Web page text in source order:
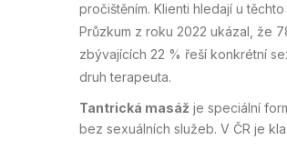
pročištěním. Klienti hledají u
Průzkum z roku 2022 ukázal, že
zbývajících 22 % řeší konkrétní
druh terapeuta.
Tantrická masáž je speciální
bez sexuálních služeb. V ČR je